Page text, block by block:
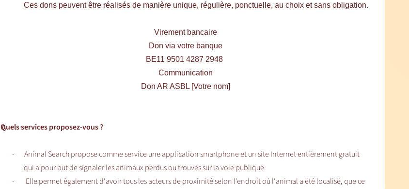
Ces dons peuvent être réalisés de manière unique, régulière, ponctuelle, au choix et sans obligation.
Virement bancaire
Don via votre banque
BE11 9501 4287 2948
Communication
Don AR ASBL [Votre nom]
7.
Quels services proposez-vous ?
-
Animal Search propose comme service une application smartphone et un site Internet entièrement gratuit
qui a pour but de signaler les animaux perdus ou trouvés sur la voie publique.
-
Elle permet également d'avoir tous les acteurs de proximité selon l'endroit où l'animal a été localisé, que ce